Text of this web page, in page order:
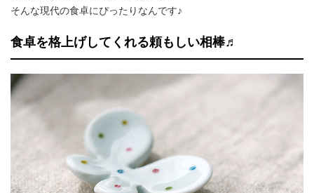
そんな現代の食卓にぴったりなんです♪
食卓を格上げしてくれる頼もしい相棒♬